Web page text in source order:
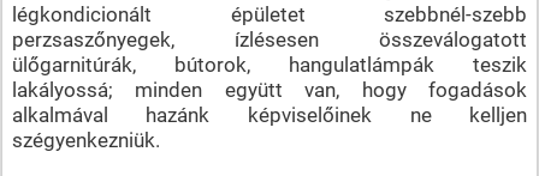
légkondicionált épületet szebbnél-szebb
perzsaszőnyegek, ízlésesen összeválogatott
ülőgarnitúrák, bútorok, hangulatlámpák teszik
lakályossá; minden együtt van, hogy fogadások
alkalmával hazánk képviselőinek ne kelljen
szégyenkezniük.